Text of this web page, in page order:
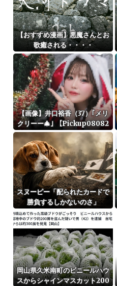
【おすすめ漫画】悪魔さんとお
歌癒される・・・・
【画像】井口裕香（37）｢メリ
クリーー🎄｣ 【Pickup08082
954】
スヌーピー「配られたカードで
勝負するしかないのさ」
岡山県久米南町のビニールハウ
スからシャインマスカット200